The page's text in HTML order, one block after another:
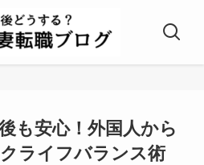
も安心！外国人から
ライフバランス術